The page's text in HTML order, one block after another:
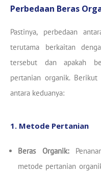
Perbedaan Beras
Pastinya, perbedaan
terutama berkaitan
tersebut dan apakah
pertanian organik. Berikut
antara keduanya:
1. Metode Pertanian
Beras Organik:
metode pertanian